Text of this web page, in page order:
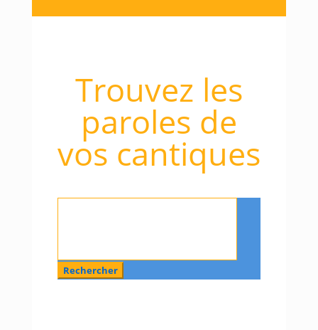
Trouvez les
paroles de
vos cantiques